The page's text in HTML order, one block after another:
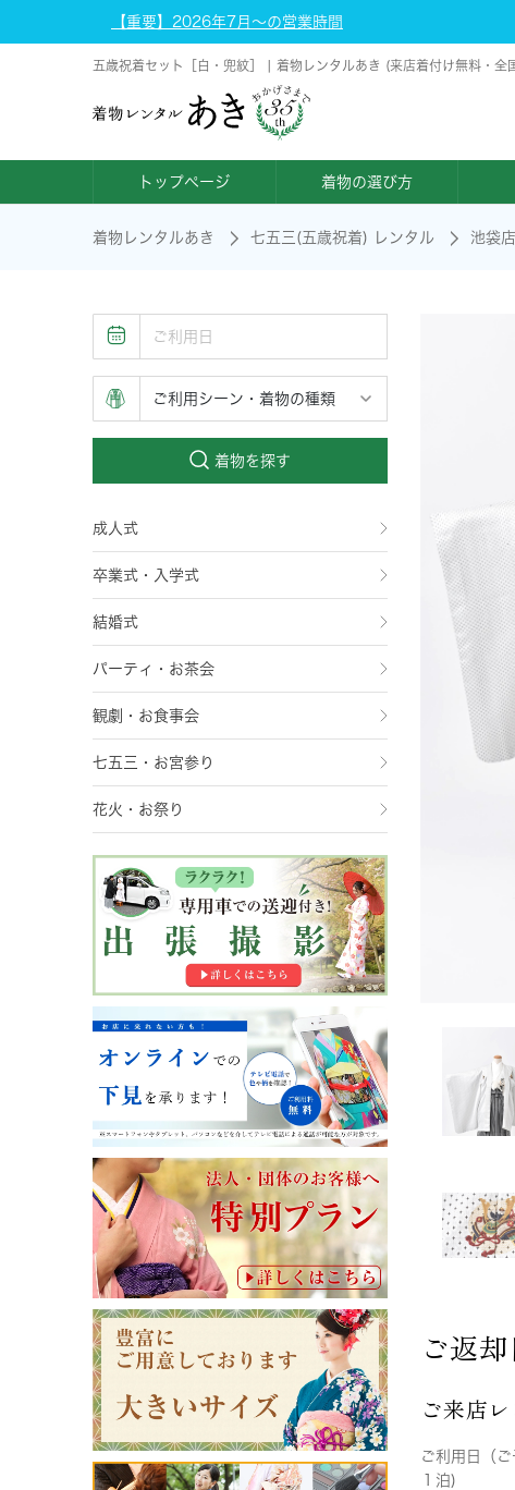
【重要】2026年7月～の営業時間
五歳祝着セット［白・兜紋］ | 着物レンタルあき (来店着付け無料・全
トップページ 着物の選び方
着物レンタルあき 七五三(五歳祝着) レンタル 池袋店
着物を探す
成人式
卒業式・入学式
結婚式
パーティ・お茶会
観劇・お食事会
七五三・お宮参り
花火・お祭り
ご返
ご来店
ご利用日（
１泊)